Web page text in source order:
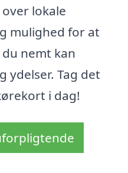
lokale
mulighed for at
nemt kan
ydelser. Tag det
i dag!